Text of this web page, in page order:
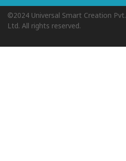
©2024 Universal Smart Creation Pvt.
Ltd. All rights reserved.